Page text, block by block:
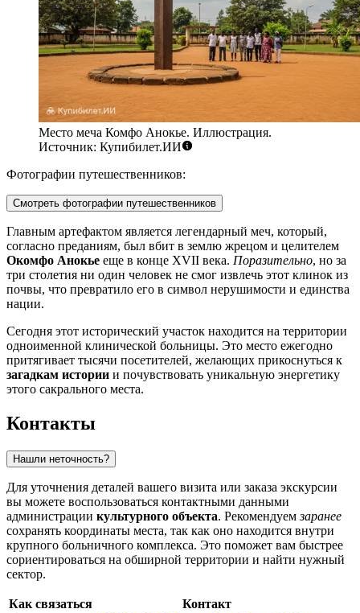
Место меча Комфо Анокье. Иллюстрация.
Источник: Купибилет.ИИ
Фотографии путешественников:
Смотреть фотографии путешественников
Главным артефактом является легендарный меч, который,
согласно преданиям, был вбит в землю жрецом и целителем
Окомфо Анокье еще в конце XVII века. Поразительно, но за
три столетия ни один человек не смог извлечь этот клинок из
почвы, что превратило его в символ нерушимости и единства
нации.
Сегодня этот исторический участок находится на территории
одноименной клинической больницы. Это место ежегодно
притягивает тысячи посетителей, желающих прикоснуться к
загадкам истории и почувствовать уникальную энергетику
этого сакрального места.
Контакты
Нашли неточность?
Для уточнения деталей вашего визита или заказа экскурсии
вы можете воспользоваться контактными данными
администрации культурного объекта. Рекомендуемзаранее
сохранять координаты места, так как оно находится внутри
крупного больничного комплекса. Это поможет вам быстрее
сориентироваться на обширной территории и найти нужный
сектор.
Как связаться
Контакт